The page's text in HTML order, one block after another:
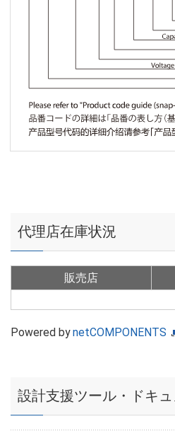
代理店在庫状況
販売店
Powered bynetCOMPONENTS
設計支援ツール・ドキュ